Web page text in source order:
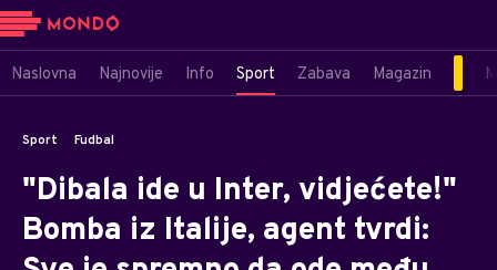
Naslovna Najnovije Info Sport Zabava Magazin
Sport Fudbal
"Dibala ide u Inter, vidjećete!"
Bomba iz Italije, agent tvrdi: